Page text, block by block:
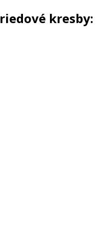
kresby: